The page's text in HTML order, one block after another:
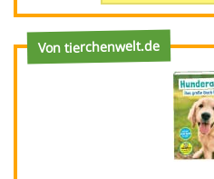
Von tierchenwelt.de